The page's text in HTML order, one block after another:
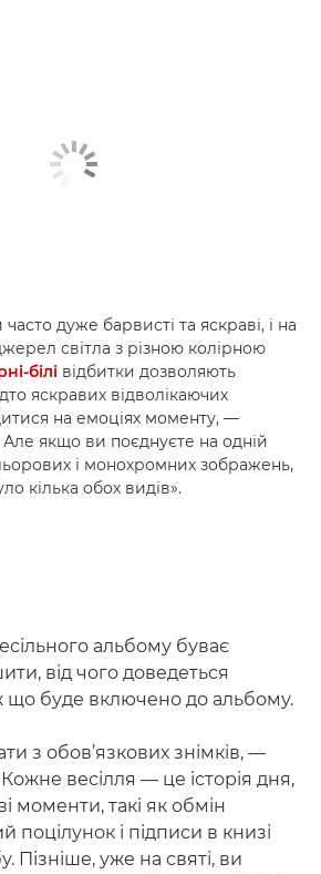
дуже барвисті та яскраві, і на
світла з різною колірною
білі відбитки дозволяють
яскравих відволікаючих
на емоціях моменту, —
якщо ви поєднуєте на одній
і монохромних зображень,
кілька обох видів».
альбому буває
від чого доведеться
що буде включено до альбому.
з обов’язкових знімків, —
весілля — це історія дня,
моменти, такі як обмін
поцілунок і підписи в книзі
Пізніше, уже на святі, ви